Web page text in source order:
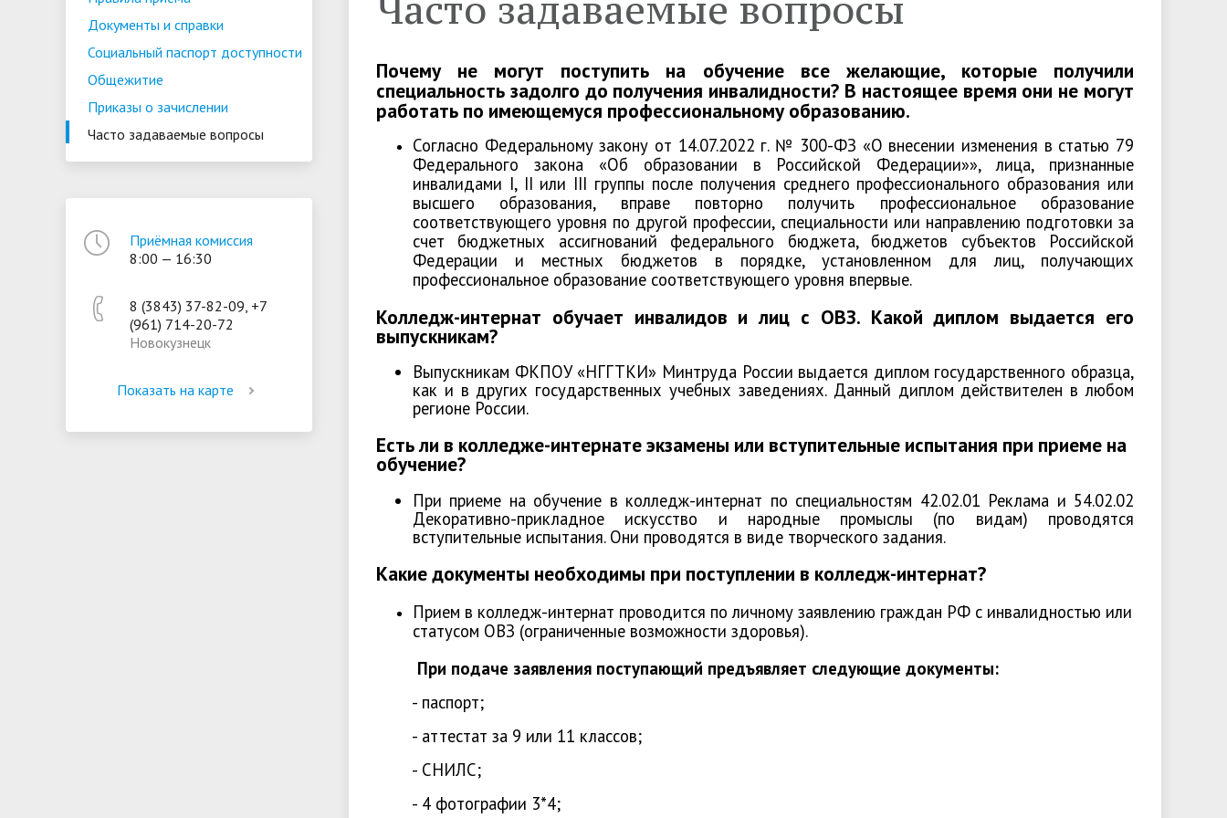
Образовательные стандарты и
требования
Руководство Педагогический состав
Материально-техническое
обеспечение и оснащённость
Доступная среда
Стипендии и меры поддержки
обучающихся
Платные образовательные
Финансово-хозяйственная
деятельность
Вакантные места для приёма
(перевода) обучающихся
сотрудничество
Организация питания в
образовательной организации
Демонстрационный экзамен Фотогалерея
Охрана труда
Обработка и защита
персональных данных
Противодействие терроризму
и экстремизму
Информационная
безопасность
Противодействие коррупции
обучения
выпускников
Документы и справки
Социальный паспорт доступности
Общежитие
Приказы о зачислении
Часто задаваемые вопросы
Приёмная комиссия
8:00 — 16:30
8 (3843) 37-82-09, +7
(961) 714-20-72
Новокузнецк
Показать на карте
Почему не могут поступить на обучение все желающие, которые получили
специальность задолго до получения инвалидности? В настоящее время они не могут
работать по имеющемуся профессиональному образованию.
Согласно Федеральному закону от 14.07.2022 г. № 300-ФЗ «О внесении изменения в статью 79
Федерального закона «Об образовании в Российской Федерации»», лица, признанные
инвалидами I, II или III группы после получения среднего профессионального образования или
высшего образования, вправе повторно получить профессиональное образование
соответствующего уровня по другой профессии, специальности или направлению подготовки за
счет бюджетных ассигнований федерального бюджета, бюджетов субъектов Российской
Федерации и местных бюджетов в порядке, установленном для лиц, получающих
профессиональное образование соответствующего уровня впервые.
Колледж-интернат обучает инвалидов и лиц с ОВЗ. Какой диплом выдается его
выпускникам?
Выпускникам ФКПОУ «НГГТКИ» Минтруда России выдается диплом государственного образца,
как и в других государственных учебных заведениях. Данный диплом действителен в любом
регионе России.
Есть ли в колледже-интернате экзамены или вступительные испытания при приеме на
обучение?
При приеме на обучение в колледж-интернат по специальностям 42.02.01 Реклама и 54.02.02
Декоративно-прикладное искусство и народные промыслы (по видам) проводятся
вступительные испытания. Они проводятся в виде творческого задания.
Какие документы необходимы при поступлении в колледж-интернат?
Прием в колледж-интернат проводится по личному заявлению граждан РФ с инвалидностью или
статусом ОВЗ (ограниченные возможности здоровья).
При подаче заявления поступающий предъявляет следующие документы:
- паспорт;
- аттестат за 9 или 11 классов;
- СНИЛС;
- 4 фотографии 3*4;